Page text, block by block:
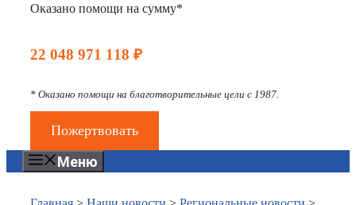
Оказано помощи на сумму*
22 048 971 118 ₽
* Оказано помощи на благотворительные цели с 1987.
Пожертвовать
Меню